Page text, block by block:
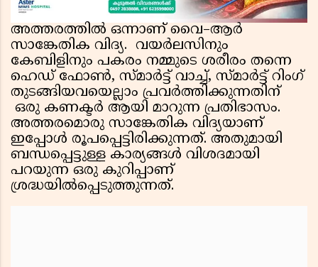
അത്തരത്തിൽ ഒന്നാണ് വൈ–ആര്‍
സാങ്കേതിക വിദ്യ. വയര്‍ലസിനും
കേബിളിനും പകരം നമ്മുടെ ശരീരം തന്നെ
ഹെഡ് ഫോൺ, സ്മാർട്ട് വാച്ച്, സ്മാർട്ട് റിംഗ്
തുടങ്ങിയവയെല്ലാം പ്രവര്‍ത്തിക്കുന്നതിന്
ഒരു കണക്ടര്‍ ആയി മാറുന്ന പ്രതിഭാസം.
അത്തരമൊരു സാങ്കേതിക വിദ്യയാണ്
ഇപ്പോൾ രൂപപ്പെട്ടിരിക്കുന്നത്. അതുമായി
ബന്ധപ്പെട്ടുള്ള കാര്യങ്ങൾ വിശദമായി
പറയുന്ന ഒരു കുറിപ്പാണ്
ശ്രദ്ധയിൽപ്പെടുത്തുന്നത്.